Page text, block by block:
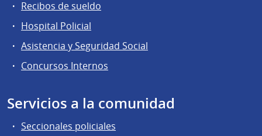
Recibos de sueldo
Hospital Policial
Asistencia y Seguridad Social
Concursos Internos
Servicios a la comunidad
Seccionales policiales